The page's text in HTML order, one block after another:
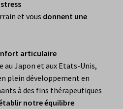
et vous donnent une
articulaire
Japon et aux Etats-Unis,
plein développement en
à des fins thérapeutiques
notre équilibre